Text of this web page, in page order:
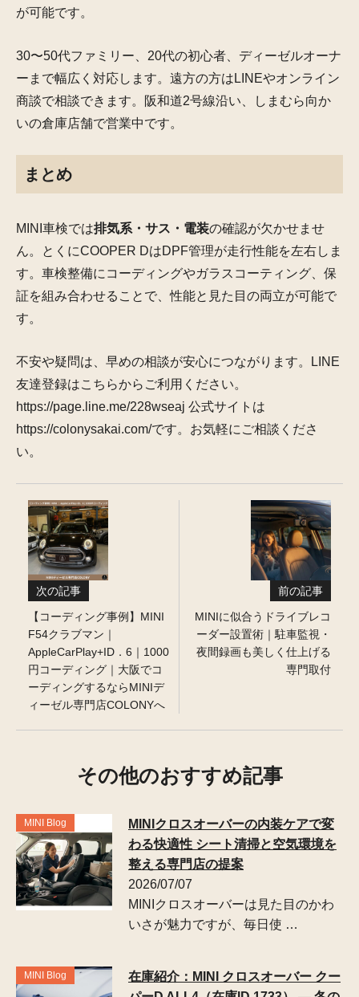
が可能です。
30〜50代ファミリー、20代の初心者、ディーゼルオーナ
ーまで幅広く対応します。遠方の方はLINEやオンライン
商談で相談できます。阪和道2号線沿い、しまむら向か
いの倉庫店舗で営業中です。
まとめ
MINI車検では排気系・サス・電装の確認が欠かせませ
ん。とくにCOOPER DはDPF管理が走行性能を左右しま
す。車検整備にコーディングやガラスコーティング、保
証を組み合わせることで、性能と見た目の両立が可能で
す。
不安や疑問は、早めの相談が安心につながります。LINE
友達登録はこちらからご利用ください。
https://page.line.me/228wseaj 公式サイトは
https://colonysakai.com/です。お気軽にご相談くださ
い。
次の記事
【コーディング事例】MINI
F54クラブマン｜
AppleCarPlay+ID．6｜1000
円コーディング｜大阪でコ
ーディングするならMINIデ
ィーゼル専門店COLONYへ
前の記事
MINIに似合うドライブレコ
ーダー設置術｜駐車監視・
夜間録画も美しく仕上げる
専門取付
その他のおすすめ記事
MINI Blog
MINIクロスオーバーの内装ケアで変
わる快適性 シート清掃と空気環境を
整える専門店の提案
2026/07/07
MINIクロスオーバーは見た目のかわ
いさが魅力ですが、毎日使 …
MINI Blog
在庫紹介：MINI クロスオーバー クー